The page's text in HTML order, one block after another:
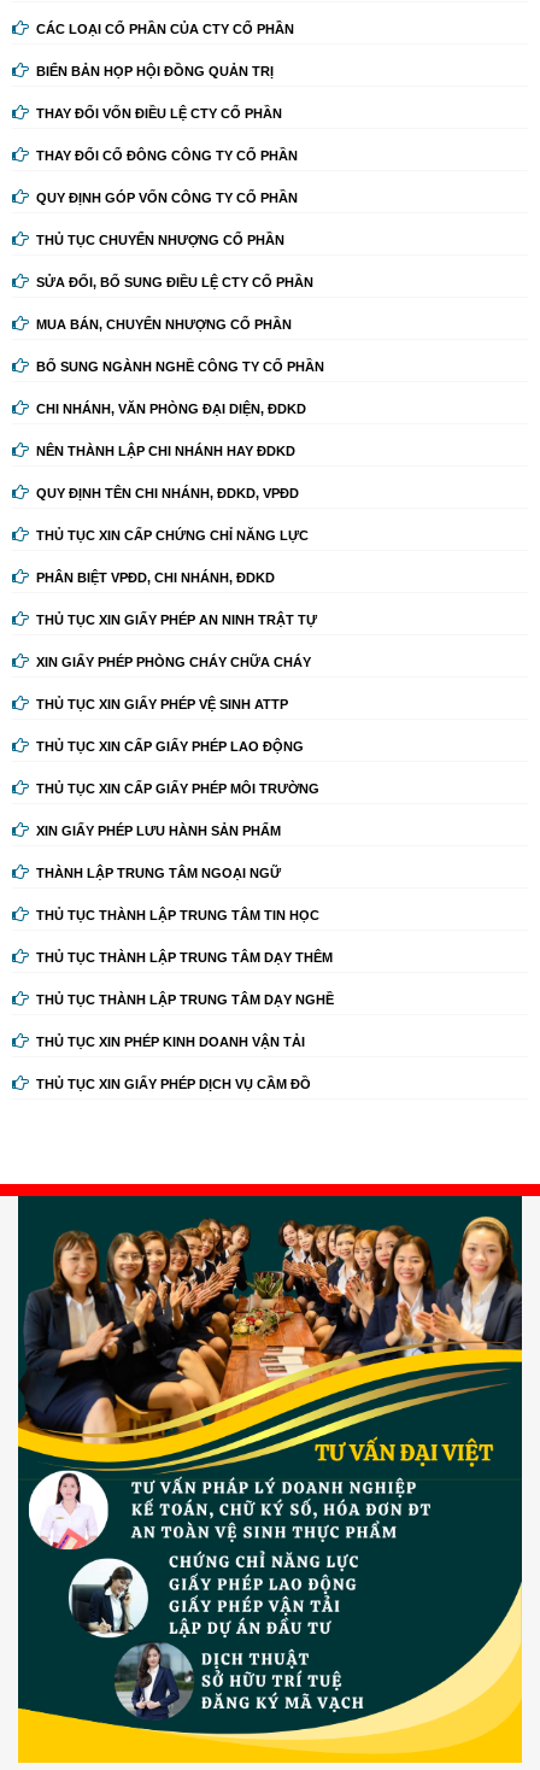
CÁC LOẠI CỔ PHẦN CỦA CTY CỔ PHẦN
BIỂN BẢN HỌP HỘI ĐỒNG QUẢN TRỊ
THAY ĐỔI VỐN ĐIỀU LỆ CTY CỔ PHẦN
THAY ĐỔI CỔ ĐÔNG CÔNG TY CỔ PHẦN
QUY ĐỊNH GÓP VỐN CÔNG TY CỔ PHẦN
THỦ TỤC CHUYỂN NHƯỢNG CỔ PHẦN
SỬA ĐỔI, BỔ SUNG ĐIỀU LỆ CTY CỔ PHẦN
MUA BÁN, CHUYỂN NHƯỢNG CỔ PHẦN
BỔ SUNG NGÀNH NGHỀ CÔNG TY CỔ PHẦN
CHI NHÁNH, VĂN PHÒNG ĐẠI DIỆN, ĐDKD
NÊN THÀNH LẬP CHI NHÁNH HAY ĐDKD
QUY ĐỊNH TÊN CHI NHÁNH, ĐDKD, VPĐD
THỦ TỤC XIN CẤP CHỨNG CHỈ NĂNG LỰC
PHÂN BIỆT VPĐD, CHI NHÁNH, ĐDKD
THỦ TỤC XIN GIẤY PHÉP AN NINH TRẬT TỰ
XIN GIẤY PHÉP PHÒNG CHÁY CHỮA CHÁY
THỦ TỤC XIN GIẤY PHÉP VỆ SINH ATTP
THỦ TỤC XIN CẤP GIẤY PHÉP LAO ĐỘNG
THỦ TỤC XIN CẤP GIẤY PHÉP MÔI TRƯỜNG
XIN GIẤY PHÉP LƯU HÀNH SẢN PHẨM
THÀNH LẬP TRUNG TÂM NGOẠI NGỮ
THỦ TỤC THÀNH LẬP TRUNG TÂM TIN HỌC
THỦ TỤC THÀNH LẬP TRUNG TÂM DẠY THÊM
THỦ TỤC THÀNH LẬP TRUNG TÂM DẠY NGHỀ
THỦ TỤC XIN PHÉP KINH DOANH VẬN TẢI
THỦ TỤC XIN GIẤY PHÉP DỊCH VỤ CẦM ĐỒ